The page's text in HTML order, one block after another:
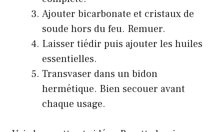
Ajouter bicarbonate et cristaux de
soude hors du feu. Remuer.
Laisser tiédir puis ajouter les huiles
essentielles.
Transvaser dans un bidon
hermétique. Bien secouer avant
chaque usage.